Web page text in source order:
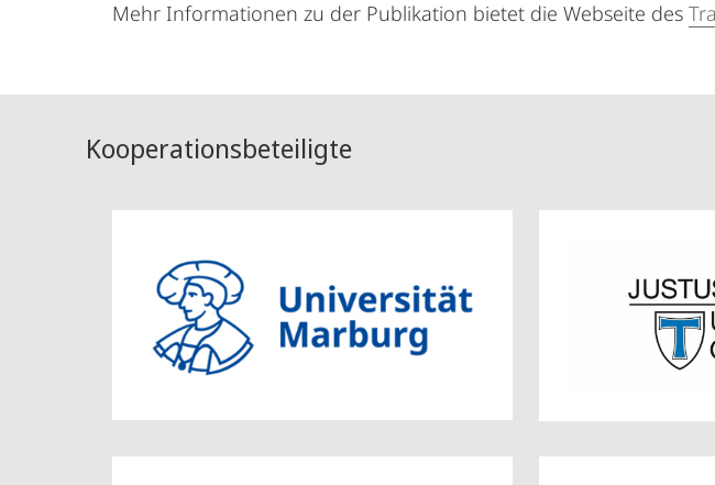
Mehr Informationen zu der Publikation bietet die Webseite des
Kooperationsbeteiligte